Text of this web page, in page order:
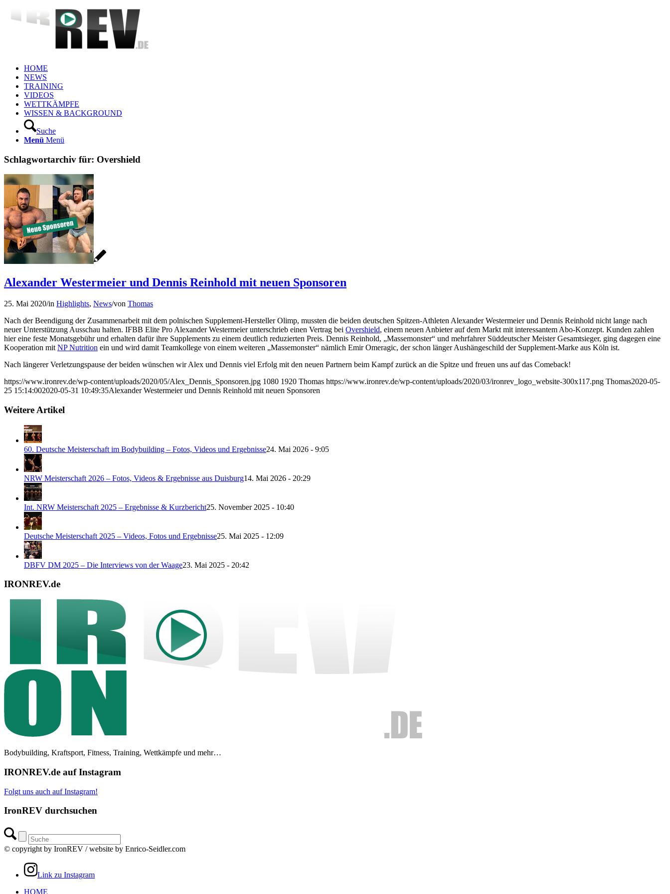
HOME
NEWS
TRAINING
VIDEOS
WETTKÄMPFE
WISSEN & BACKGROUND
Suche
Menü Menü
Schlagwortarchiv für: Overshield
Alexander Westermeier und Dennis Reinhold mit neuen Sponsoren
25. Mai 2020/in Highlights, News/von Thomas
Nach der Beendigung der Zusammenarbeit mit dem polnischen Supplement-Hersteller Olimp, mussten die beiden deutschen Spitzen-Athleten Alexander Westermeier und Dennis Reinhold nicht lange nach
neuer Unterstützung Ausschau halten. IFBB Elite Pro Alexander Westermeier unterschrieb einen Vertrag bei Overshield, einem neuen Anbieter auf dem Markt mit interessantem Abo-Konzept. Kunden zahlen
hier eine feste Monatsgebühr und erhalten dafür ihre Supplements zu einem deutlich reduzierten Preis. Dennis Reinhold, „Massemonster“ und mehrfahrer Süddeutscher Meister Gesamtsieger, ging dagegen eine
Kooperation mit NP Nutrition ein und wird damit Teamkollege von einem weiteren „Massemonster“ nämlich Emir Omeragic, der schon länger Aushängeschild der Supplement-Marke aus Köln ist.
Nach längerer Verletzungspause der beiden wünschen wir Alex und Dennis viel Erfolg mit den neuen Partnern beim Kampf zurück an die Spitze und freuen uns auf das Comeback!
https://www.ironrev.de/wp-content/uploads/2020/05/Alex_Dennis_Sponsoren.jpg 1080 1920 Thomas https://www.ironrev.de/wp-content/uploads/2020/03/ironrev_logo_website-300x117.png Thomas2020-05-
25 15:14:002020-05-31 10:49:35Alexander Westermeier und Dennis Reinhold mit neuen Sponsoren
Weitere Artikel
60. Deutsche Meisterschaft im Bodybuilding – Fotos, Videos und Ergebnisse24. Mai 2026 - 9:05
NRW Meisterschaft 2026 – Fotos, Videos & Ergebnisse aus Duisburg14. Mai 2026 - 20:29
Int. NRW Meisterschaft 2025 – Ergebnisse & Kurzbericht25. November 2025 - 10:40
Deutsche Meisterschaft 2025 – Videos, Fotos und Ergebnisse25. Mai 2025 - 12:09
DBFV DM 2025 – Die Interviews von der Waage23. Mai 2025 - 20:42
IRONREV.de
Bodybuilding, Kraftsport, Fitness, Training, Wettkämpfe und mehr…
IRONREV.de auf Instagram
Folgt uns auch auf Instagram!
IronREV durchsuchen
© copyright by IronREV / website by Enrico-Seidler.com
Link zu Instagram
HOME